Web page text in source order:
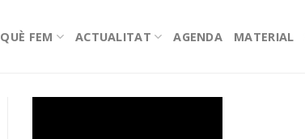
QUÈ FEM ACTUALITAT AGENDA MATERIAL